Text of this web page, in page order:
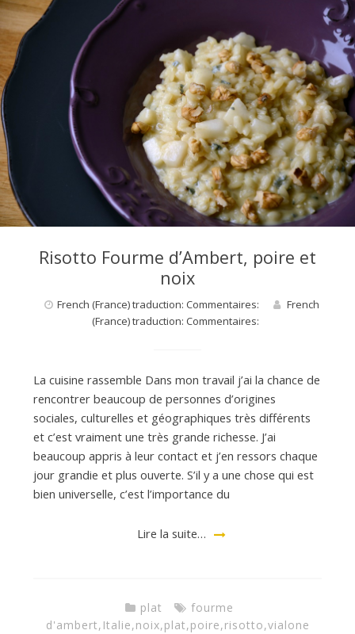
Risotto Fourme d’Ambert, poire et
noix
French (France) traduction: Commentaires:
French
(France) traduction: Commentaires:
La cuisine rassemble Dans mon travail j’ai la chance de
rencontrer beaucoup de personnes d’origines
sociales, culturelles et géographiques très différents
et c’est vraiment une très grande richesse. J’ai
beaucoup appris à leur contact et j’en ressors chaque
jour grandie et plus ouverte. S’il y a une chose qui est
bien universelle, c’est l’importance du
Lire la suite…
plat
fourme
d'ambert, Italie,noix,plat,poire,risotto,vialone